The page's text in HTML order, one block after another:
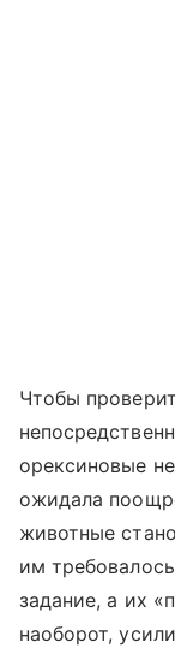
Чтобы
орексиновые
ожидала
животные
им
задание, а их
наоборот,